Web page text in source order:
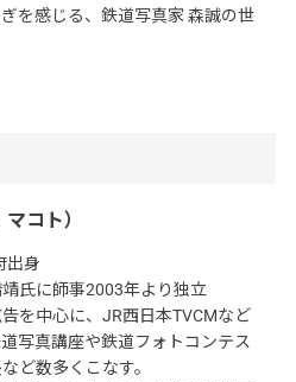
を感じる、鉄道写真家 森誠の世
コト）
出身
氏に師事2003年より独立
を中心に、JR西日本TVCMなど
写真講座や鉄道フォトコンテス
ど数多くこなす。